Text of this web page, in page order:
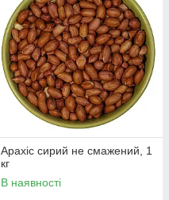
Арахіс сирий не смажений, 1
кг
В наявності